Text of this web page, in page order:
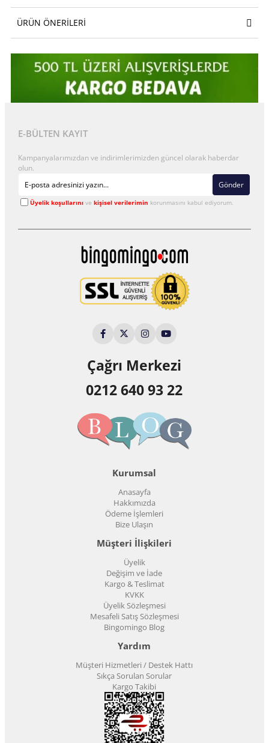
ÜRÜN ÖNERILERI
E-BÜLTEN KAYIT
Kampanyalarımızdan ve indirimlerimizden güncel olarak haberdar
olun.
Gönder
Üyelik koşullarınıve kişisel verilerimin korunmasını kabul ediyorum.
Çağrı Merkezi
0212 640 93 22
Kurumsal
Anasayfa
Hakkımızda
Ödeme İşlemleri
Bize Ulaşın
Müşteri İlişkileri
Üyelik
Değişim ve İade
Kargo & Teslimat
KVKK
Üyelik Sözleşmesi
Mesafeli Satış Sözleşmesi
Bingomingo Blog
Yardım
Müşteri Hizmetleri / Destek Hattı
Sıkça Sorulan Sorular
Kargo Takibi